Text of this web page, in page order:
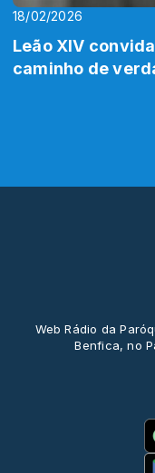
18/02/2026
Leão XIV
caminho de
Web Rádio da
Benfica, no